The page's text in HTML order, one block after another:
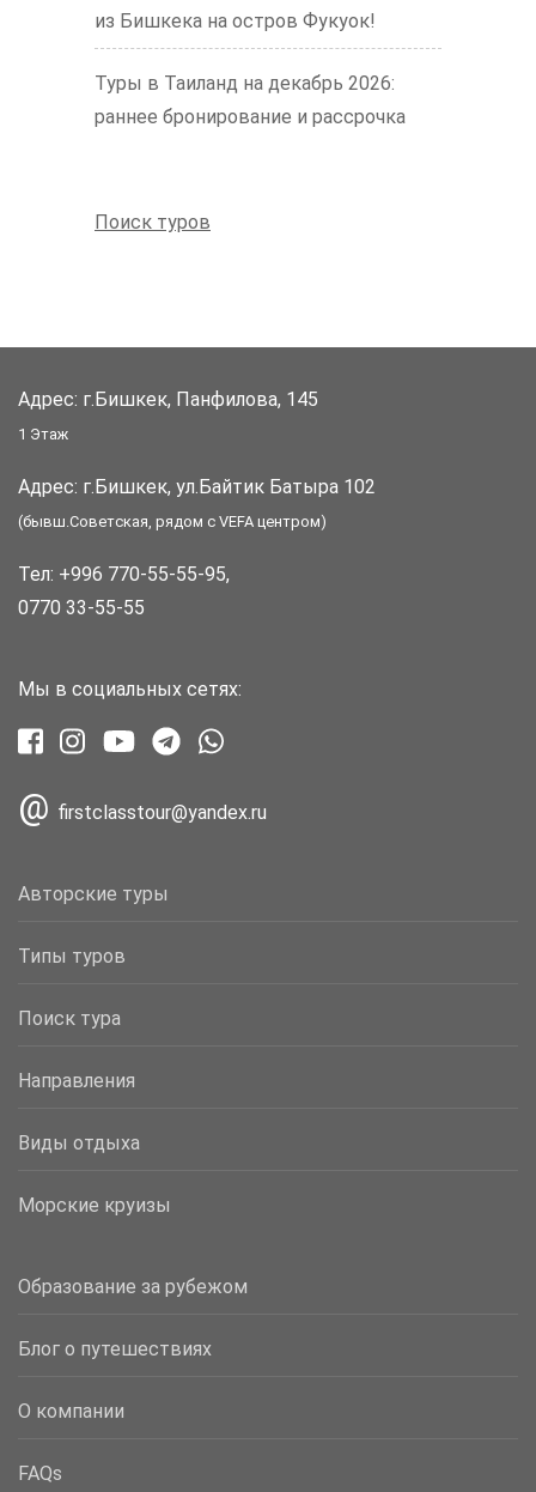
из Бишкека на остров Фукуок!
Туры в Таиланд на декабрь 2026:
раннее бронирование и рассрочка
Поиск туров
Адрес: г.Бишкек, Панфилова, 145
1 Этаж
Адрес: г.Бишкек, ул.Байтик Батыра 102
(бывш.Советская, рядом с VEFA центром)
Тел: +996 770-55-55-95,
0770 33-55-55
Мы в социальных сетях:
@ firstclasstour@yandex.ru
Авторские туры
Типы туров
Поиск тура
Направления
Виды отдыха
Морские круизы
Образование за рубежом
Блог о путешествиях
О компании
FAQs